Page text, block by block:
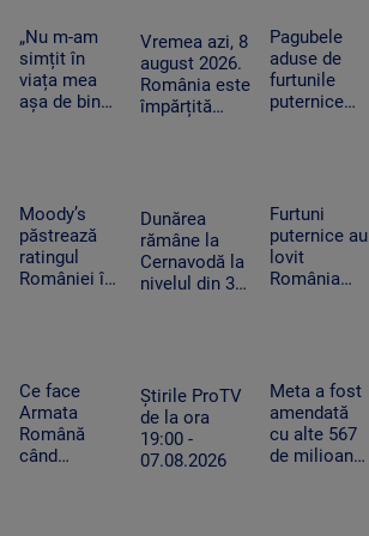
Spania
ripostează
cu măsuri
similare
precum
adevăratul
Baloo
misiune.
Pacient era
un copil de
nici 2 ani
„Nu m-am
simțit în
viața mea
așa de bine”
Well. „100
din 10”
pentru
artistul
Vremea azi, 8
august 2026.
România este
împărțită
Pagubele
aduse de
furtunile
puternice
„Oamenii au
încercat să
se ascundă”
Moody’s
păstrează
ratingul
României în
perspectiva
negativă
Dunărea
rămâne la
Cernavodă la
nivelul din 3
centimetri în
ultimele 3
zile la Paks
Furtuni
puternice au
lovit
România
de ploi
torenţiale
Ce face
Armata
Română
când
Știrile ProTV
de la ora
19:00 -
07.08.2026
Meta a fost
amendată
cu alte 567
de milioane